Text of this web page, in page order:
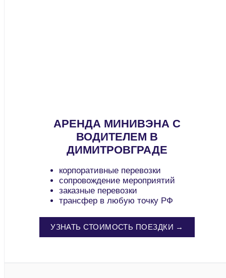
АРЕНДА МИНИВЭНА С
ВОДИТЕЛЕМ В
ДИМИТРОВГРАДЕ
корпоративные перевозки
сопровождение мероприятий
заказные перевозки
трансфер в любую точку РФ
УЗНАТЬ СТОИМОСТЬ ПОЕЗДКИ →